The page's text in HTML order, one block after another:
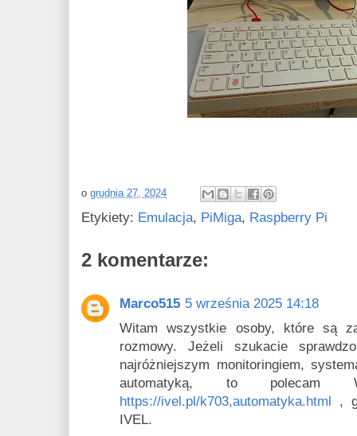
o grudnia 27, 2024
Etykiety: Emulacja, PiMiga, Raspberry Pi
2 komentarze:
Marco515 5 września 2025 14:18
Witam wszystkie osoby, które są
rozmowy. Jeżeli szukacie
najróżniejszym monitoringiem,
automatyką, to polecam
https://ivel.pl/k703,automatyka.html ,
IVEL.